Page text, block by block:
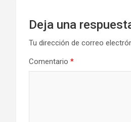
Deja una
Tu dirección de correo
Comentario *